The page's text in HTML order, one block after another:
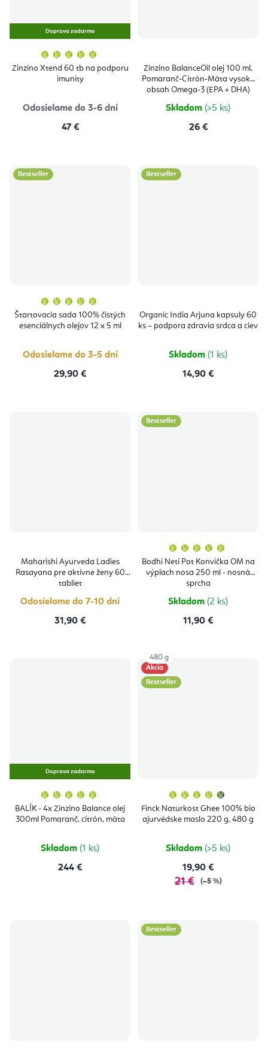
Doprava zadarmo
Zinzino Xtend 60 tb na podporu
imunity
produktu
je
hviezdičiek.
Odosielame do 3-6 dní
47 €
Zinzino BalanceOil olej 100 ml,
Pomaranč-Citrón-Mäta vysoký
obsah Omega-3 (EPA + DHA)
Skladom (>5 ks)
26 €
Bestseller
Štartovacia sada 100% čistých
esenciálnych olejov 12 x 5 ml
produktu
je
5,0
hviezdičiek.
Odosielame do 3-5 dní
29,90 €
Bestseller
Organic India Arjuna kapsuly 60
ks – podpora zdravia srdca a ciev
Skladom (1 ks)
14,90 €
Maharishi Ayurveda Ladies
Rasayana pre aktívne ženy 60
tabliet
Odosielame do 7-10 dní
31,90 €
Bestseller
Bodhi Neti Pot Konvička OM na
výplach nosa 250 ml - nosná
sprcha
produktu
je
5,0
Skladom (2 ks)
11,90 €
Doprava zadarmo
BALÍK - 4x Zinzino Balance olej
300ml Pomaranč, citrón, mäta
produktu
je
5,0
Skladom (1 ks)
244 €
Akcia
Bestseller
Finck Naturkost Ghee 100% bio
ajurvédske maslo 220 g, 480 g
produktu
je
4,7
Skladom (>5 ks)
19,90 €
21 € (–5 %)
480 g
Bestseller